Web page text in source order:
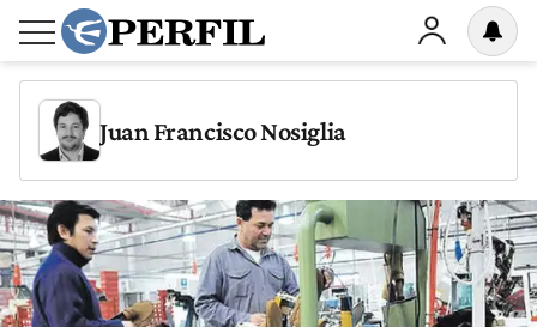
Juan Francisco Nosiglia